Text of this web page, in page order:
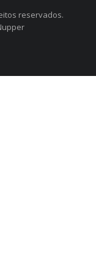
reservados.